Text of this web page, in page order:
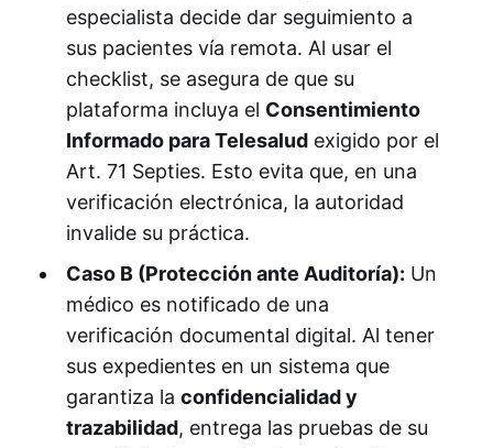
especialista decide dar seguimiento a
sus pacientes vía remota. Al usar el
checklist, se asegura de que su
plataforma incluya el Consentimiento
Informado para Telesaludexigido por el
Art. 71 Septies. Esto evita que, en una
verificación electrónica, la autoridad
invalide su práctica.
Caso B (Protección ante Auditoría): Un
médico es notificado de una
verificación documental digital. Al tener
sus expedientes en un sistema que
garantiza la confidencialidad y
trazabilidad, entrega las pruebas de su